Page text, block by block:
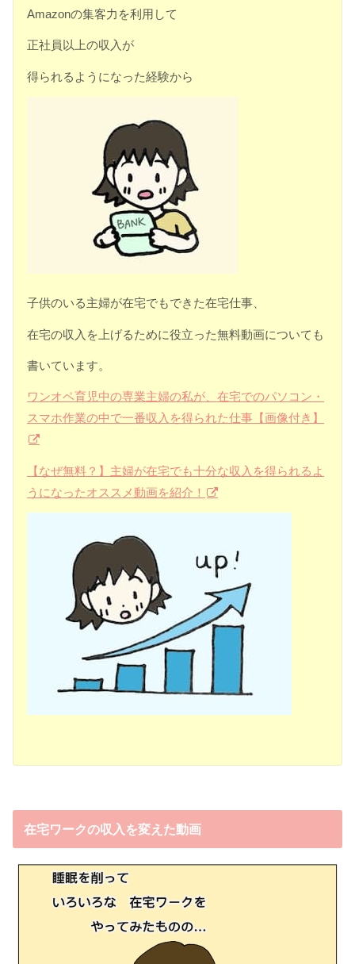
Amazonの集客力を利用して
正社員以上の収入が
得られるようになった経験から
子供のいる主婦が在宅でもできた在宅仕事、
在宅の収入を上げるために役立った無料動画についても
書いています。
ワンオペ育児中の専業主婦の私が、在宅でのパソコン・
スマホ作業の中で一番収入を得られた仕事【画像付き】
【なぜ無料？】主婦が在宅でも十分な収入を得られるよ
うになったオススメ動画を紹介！
在宅ワークの収入を変えた動画